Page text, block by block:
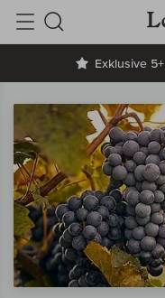
Exklusive
Suche